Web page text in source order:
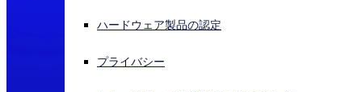
サイバー攻撃を受けている場合、連絡先はこちら
ハードウェア製品の認定
プライバシー